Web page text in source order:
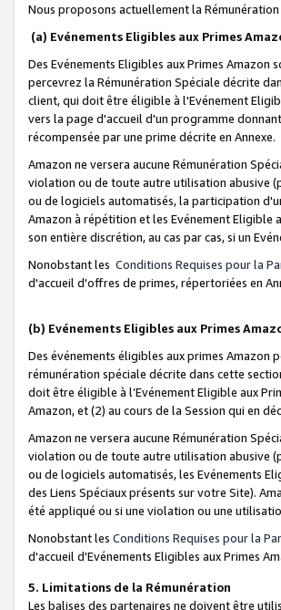
Nous proposons actuellement la Rémunération
(a) Evénements Eligibles aux Primes
Des Evénements Eligibles aux Primes
percevrez la Rémunération Spéciale décrite
client, qui doit être éligible à l'Evénement
vers la page d'accueil d'un programme
récompensée par une prime décrite en Annexe.
Amazon ne versera aucune Rémunération
violation ou de toute autre utilisation abusive
ou de logiciels automatisés, la participation
Amazon à répétition et les Evénement Eligible
son entière discrétion, au cas par cas, si un
Nonobstant les Conditions Requises pour la
d'accueil d'offres de primes, répertoriées en
(b) Evénements Eligibles aux Primes
Des événements éligibles aux primes Amazon
rémunération spéciale décrite dans cette
doit être éligible à l’Evénement Eligible aux
Amazon, et (2) au cours de la Session qui en
Amazon ne versera aucune Rémunération
violation ou de toute autre utilisation abusive
ou de logiciels automatisés, les Evénements
des Liens Spéciaux présents sur votre Site).
été appliqué ou si une violation ou une
Nonobstant les Conditions Requises pour la
d'accueil d'Evénements Eligibles aux Primes
5. Limitations de la Rémunération
Les balises des partenaires ne doivent être